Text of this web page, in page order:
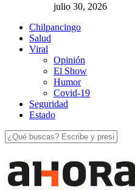
julio 30, 2026
Chilpancingo
Salud
Viral
Opinión
El Show
Humor
Covid-19
Seguridad
Estado